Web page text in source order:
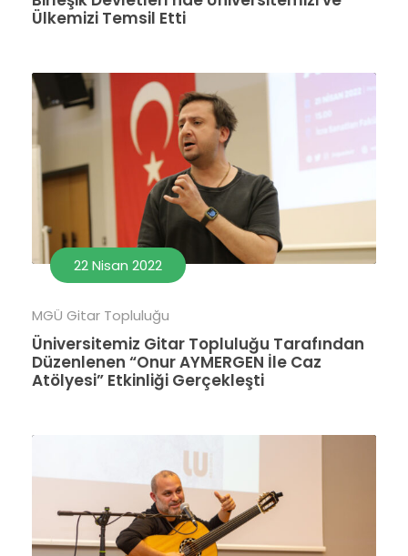
Ülkemizi Temsil Etti
22 Nisan 2022
MGÜ Gitar Topluluğu
Üniversitemiz Gitar Topluluğu Tarafından
Düzenlenen “Onur AYMERGEN İle Caz
Atölyesi” Etkinliği Gerçekleşti